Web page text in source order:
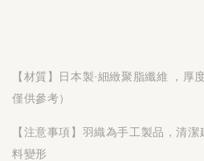
【材質】日本製-細緻聚脂纖維 ，厚
僅供參考）
【注意事項】羽織為手工製品，清
料變形